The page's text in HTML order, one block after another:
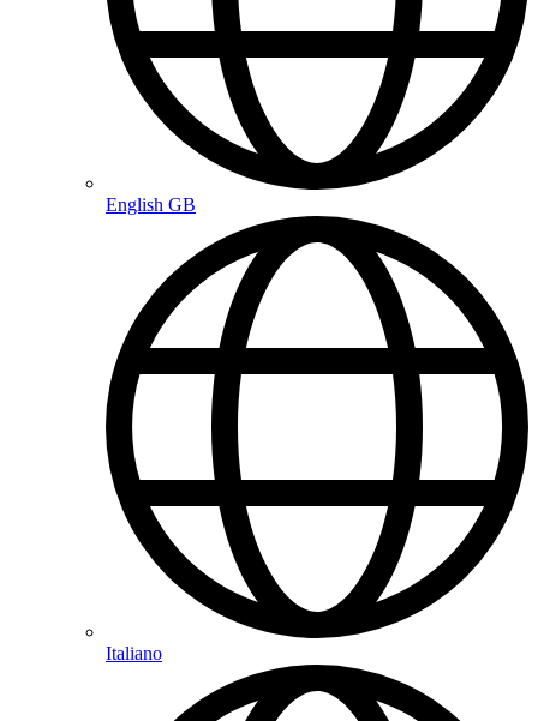
English GB
Italiano